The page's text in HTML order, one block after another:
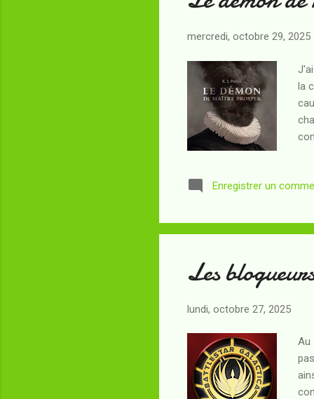
mercredi, octobre 29, 2025
la
Enregistrer un
Les
lundi, octobre 27, 2025